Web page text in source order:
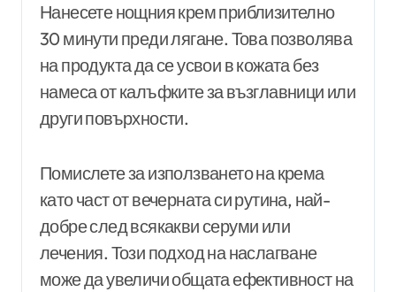
Нанесете нощния крем приблизително
30 минути преди лягане. Това позволява
на продукта да се усвои в кожата без
намеса от калъфките за възглавници или
други повърхности.
Помислете за използването на крема
като част от вечерната си рутина, най-
добре след всякакви серуми или
лечения. Този подход на наслагване
може да увеличи общата ефективност на